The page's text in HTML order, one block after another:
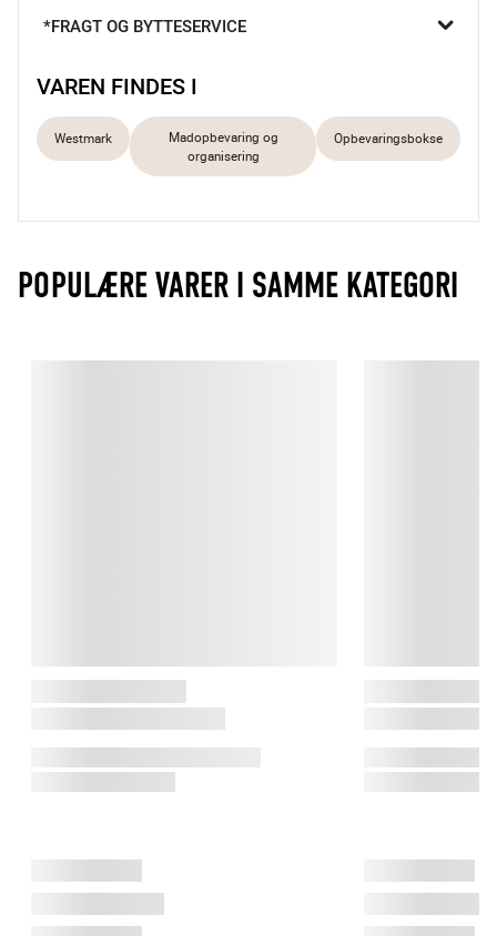
Kan stables
*FRAGT OG BYTTESERVICE
VAREN FINDES I
Westmark
Madopbevaring og
organisering
Opbevaringsbokse
POPULÆRE VARER I SAMME KATEGORI